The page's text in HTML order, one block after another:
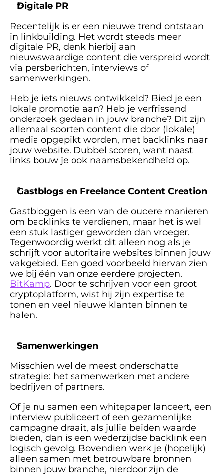
Digitale PR
Recentelijk is er een nieuwe trend ontstaan
in linkbuilding. Het wordt steeds meer
digitale PR, denk hierbij aan
nieuwswaardige content die verspreid wordt
via persberichten, interviews of
samenwerkingen.
Heb je iets nieuws ontwikkeld? Bied je een
lokale promotie aan? Heb je verfrissend
onderzoek gedaan in jouw branche? Dit zijn
allemaal soorten content die door (lokale)
media opgepikt worden, met backlinks naar
jouw website. Dubbel scoren, want naast
links bouw je ook naamsbekendheid op.
Gastblogs en Freelance Content Creation
Gastbloggen is een van de oudere manieren
om backlinks te verdienen, maar het is wel
een stuk lastiger geworden dan vroeger.
Tegenwoordig werkt dit alleen nog als je
schrijft voor autoritaire websites binnen jouw
vakgebied. Een goed voorbeeld hiervan zien
BitKamp. Door te schrijven voor een groot
cryptoplatform, wist hij zijn expertise te
tonen en veel nieuwe klanten binnen te
halen.
Samenwerkingen
Misschien wel de meest onderschatte
strategie: het samenwerken met andere
bedrijven of partners.
Of je nu samen een whitepaper lanceert, een
interview publiceert of een gezamenlijke
campagne draait, als jullie beiden waarde
bieden, dan is een wederzijdse backlink een
logisch gevolg. Bovendien werk je (hopelijk)
alleen samen met betrouwbare bronnen
binnen jouw branche, hierdoor zijn de